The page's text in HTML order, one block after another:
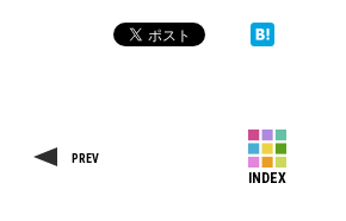
PREV
INDEX